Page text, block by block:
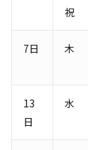
祝
7日 木
13
日
水